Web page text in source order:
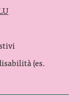
(es.